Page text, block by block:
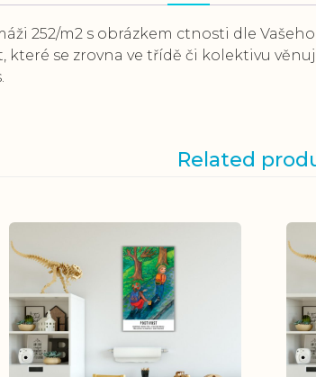
252/m2 s obrázkem ctnosti dle
se zrovna ve třídě či kolektivu
Related